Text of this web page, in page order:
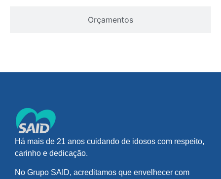
Orçamentos
Há mais de 21 anos cuidando de idosos com respeito,
carinho e dedicação.
No Grupo SAID, acreditamos que envelhecer com